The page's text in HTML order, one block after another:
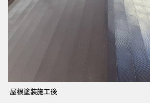
屋根塗装施工後